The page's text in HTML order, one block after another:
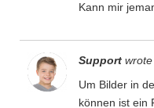
Kann mir
Support wrote
Um Bilder in
können ist ein